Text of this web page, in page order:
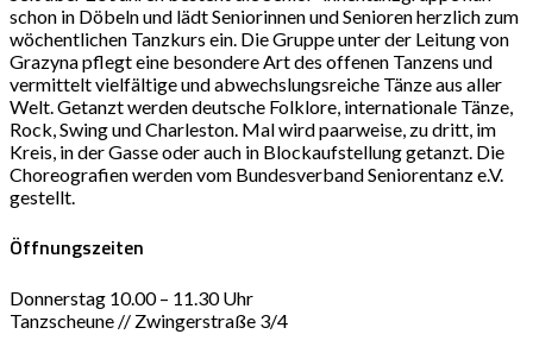
schon in Döbeln und lädt Seniorinnen und Senioren herzlich zum
wöchentlichen Tanzkurs ein. Die Gruppe unter der Leitung von
Grazyna pflegt eine besondere Art des offenen Tanzens und
vermittelt vielfältige und abwechslungsreiche Tänze aus aller
Welt. Getanzt werden deutsche Folklore, internationale Tänze,
Rock, Swing und Charleston. Mal wird paarweise, zu dritt, im
Kreis, in der Gasse oder auch in Blockaufstellung getanzt. Die
Choreografien werden vom Bundesverband Seniorentanz e.V.
gestellt.
Öffnungszeiten
Donnerstag 10.00 – 11.30 Uhr
Tanzscheune // Zwingerstraße 3/4